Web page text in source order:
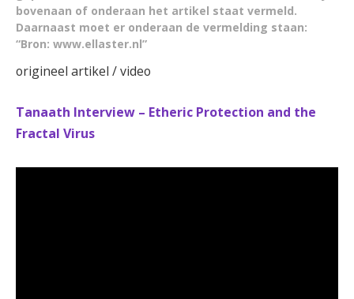
bovenaan of onderaan het artikel staat vermeld.
Daarnaast moet er onderaan de vermelding staan:
“Bron: www.ellaster.nl”
origineel artikel / video
Tanaath Interview – Etheric Protection and the
Fractal Virus